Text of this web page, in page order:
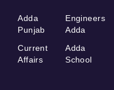
Adda
Punjab
Current
Affairs
Engineers
Adda
Adda
School